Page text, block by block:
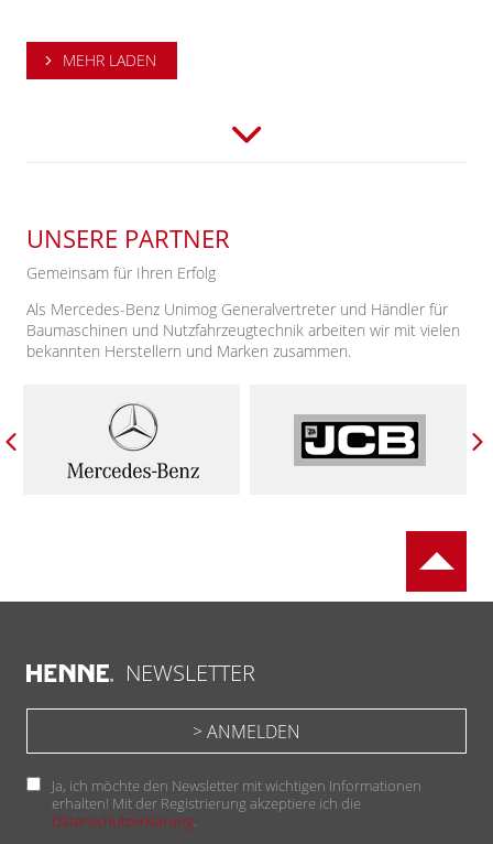
MEHR LADEN
UNSERE PARTNER
Gemeinsam für Ihren Erfolg
Als Mercedes-Benz Unimog Generalvertreter und Händler für
Baumaschinen und Nutzfahrzeugtechnik arbeiten wir mit vielen
bekannten Herstellern und Marken zusammen.
NEWSLETTER
Ja, ich möchte den Newsletter mit wichtigen Informationen
erhalten! Mit der Registrierung akzeptiere ich die
Datenschutzerklärung.